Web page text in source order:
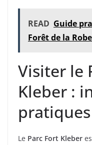
READ Guide
Forêt de la
Visiter le
Kleber :
pratiques
Le Parc Fort Kleber